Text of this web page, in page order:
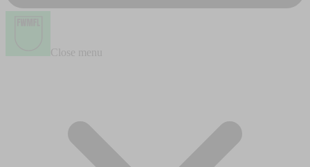
Close menu